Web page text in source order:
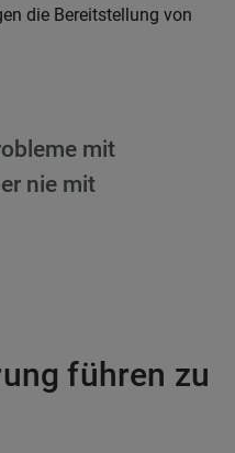
die Bereitstellung von
mit
nie mit
führen zu